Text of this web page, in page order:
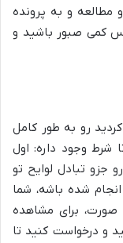
مطالعه و به پرونده
کمی صبور باشید و
رو به طور کامل
شرط وجود داره: اول
جزو تبادل لوایح تو
شده باشه، شما
صورت، برای مشاهده
و درخواست کنید تا